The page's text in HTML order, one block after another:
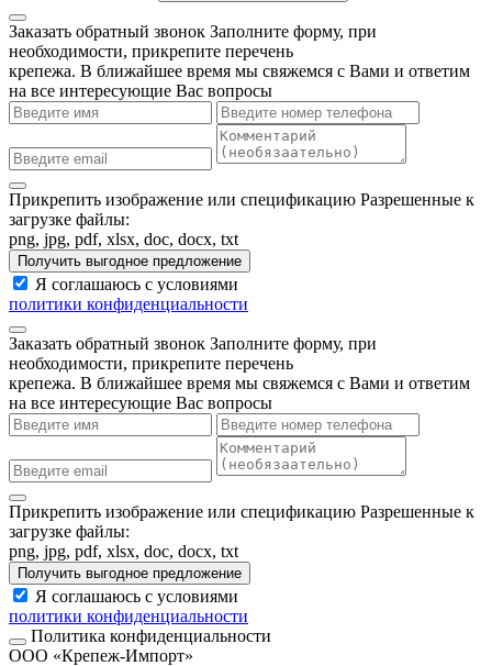
Заказать обратный звонок Заполните форму, при
необходимости, прикрепите перечень
крепежа. В ближайшее время мы свяжемся с Вами и ответим
на все интересующие Вас вопросы
Прикрепить изображение или спецификацию Разрешенные к
загрузке файлы:
png, jpg, pdf, xlsx, doc, docx, txt
Получить выгодное предложение
Я соглашаюсь с условиями
политики конфиденциальности
Заказать обратный звонок Заполните форму, при
необходимости, прикрепите перечень
крепежа. В ближайшее время мы свяжемся с Вами и ответим
на все интересующие Вас вопросы
Прикрепить изображение или спецификацию Разрешенные к
загрузке файлы:
png, jpg, pdf, xlsx, doc, docx, txt
Получить выгодное предложение
Я соглашаюсь с условиями
политики конфиденциальности
Политика конфиденциальности
ООО «Крепеж-Импорт»